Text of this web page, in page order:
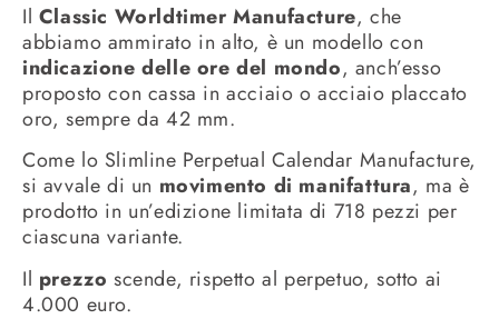
Il Classic Worldtimer Manufacture, che
abbiamo ammirato in alto, è un modello con
indicazione delle ore del mondo, anch’esso
proposto con cassa in acciaio o acciaio placcato
oro, sempre da 42 mm.
Come lo Slimline Perpetual Calendar Manufacture,
si avvale di un movimento di manifattura, ma è
prodotto in un’edizione limitata di 718 pezzi per
ciascuna variante.
Il prezzo scende, rispetto al perpetuo, sotto ai
4.000 euro.